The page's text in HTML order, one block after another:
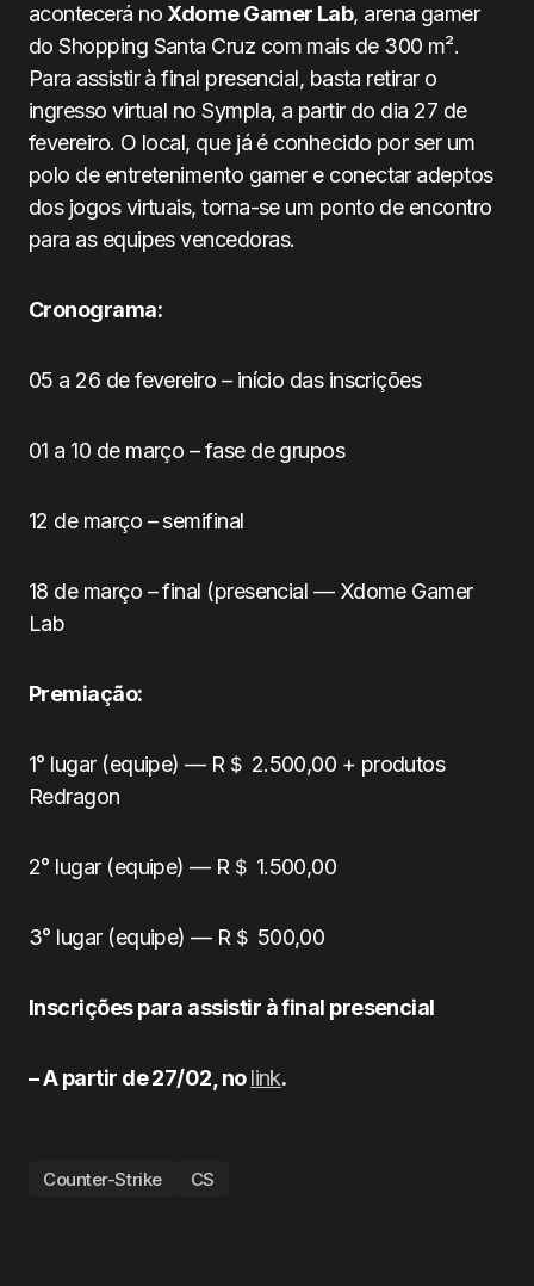
acontecerá no Xdome Gamer Lab, arena gamer
do Shopping Santa Cruz com mais de 300 m².
Para assistir à final presencial, basta retirar o
ingresso virtual no Sympla, a partir do dia 27 de
fevereiro. O local, que já é conhecido por ser um
polo de entretenimento gamer e conectar adeptos
dos jogos virtuais, torna-se um ponto de encontro
para as equipes vencedoras.
Cronograma:
05 a 26 de fevereiro – início das inscrições
01 a 10 de março – fase de grupos
12 de março – semifinal
18 de março – final (presencial — Xdome Gamer
Lab
Premiação:
1° lugar (equipe) — R＄ 2.500,00 + produtos
Redragon
2° lugar (equipe) — R＄ 1.500,00
3° lugar (equipe) — R＄ 500,00
Inscrições para assistir à final presencial
– A partir de 27/02, nolink.
Counter-Strike CS